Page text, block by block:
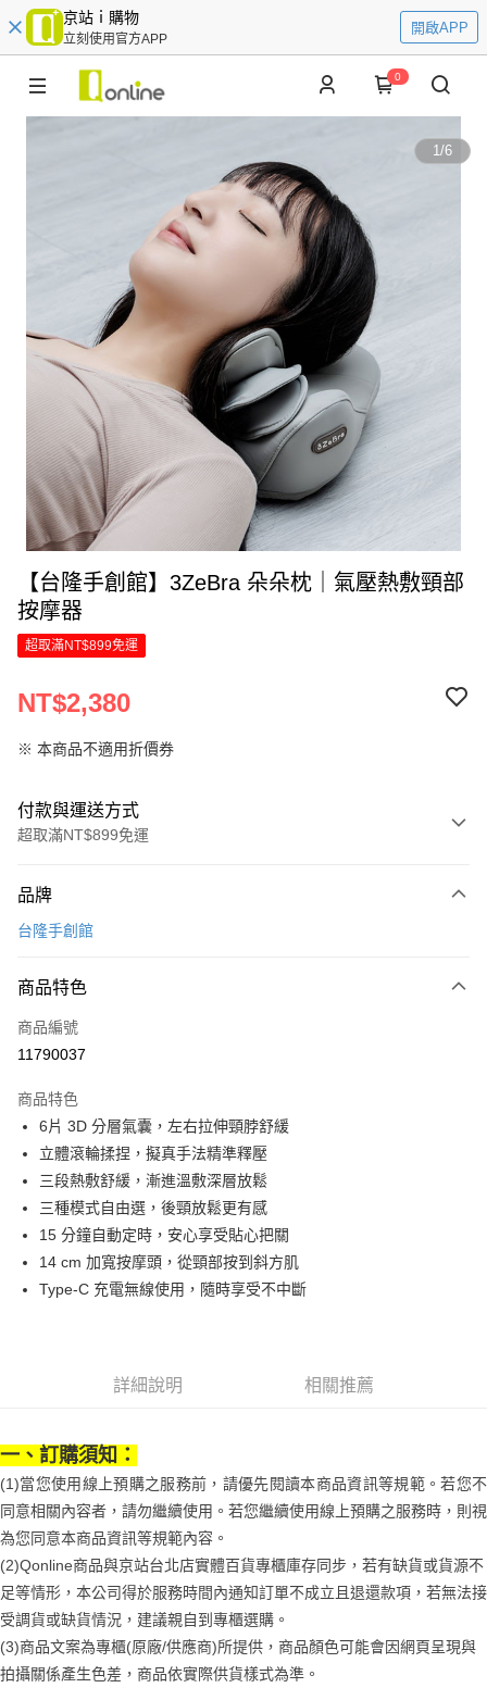
京站ｉ購物
立刻使用官方APP
開啟APP
0
1/6
【台隆手創館】3ZeBra 朵朵枕｜氣壓熱敷頸部
按摩器
超取滿NT$899免運
NT$2,380
※ 本商品不適用折價券
付款與運送方式
超取滿NT$899免運
信用卡一次付款
Apple Pay
街口支付
Google Pay
全盈+PAY
大哥付你分期
相關說明
【大哥付你分期使用說明】
1.本服務由台灣大哥大提供，台灣大哥大用戶可立即使用無須另外申請。
2.付款方式選擇「大哥付你分期」，訂單成立後會自動跳轉到大哥付的交易
流程，驗證手機門號後，選擇欲分期的期數、繳款截止日，確認付款後即完
消。如遇「轉專審核」未通過狀況，表示未達大哥付你分期系統評分，恕無
法說明評估內容。
醒簡訊。
2.透過簡訊連結打開帳單後，可選擇「超商條碼／台灣大直營門市／銀行轉
帳／街口支付／iPASS MONEY」等通路繳費。
【注意事項】
用戶於交易時，得透過本服務購買商品或服務，並由商店將買賣／分期付款
買賣價金債權讓與本公司後，依約使用本公司帳單繳交帳款。
2.基於同意付款使用「大哥付你分期」之契約關係目的，商店將以您的個人
資料（包含姓名、電話或地址）提供予台灣大哥大進項蒐集、處理及利用，
由本公司與您本人進行分期帳單所需資料之確認、核對及更正。
3.完整用戶服務條款，請詳閱以下連結：https://oppay.tw/userRule
AFTEE先享後付
相關說明
２．便利：只要手機號碼，簡訊認證，即可結帳。
【「AFTEE先享後付」結帳流程】
１．於結帳方式選擇「AFTEE先享後付」後，將跳轉至「AFTEE先享後付」
結帳頁面，進行簡訊認證並確認金額後，即可完成結帳。
２．訂單成立數日內，您將收到繳費通知簡訊。
３．收到繳費通知簡訊後14天內，點擊此簡訊中的連結，可透過四大超商／
ATM／網路銀行／等多元方式進行付款，方視為交易完成。
※ 請注意：結帳手續完成當下不需立刻繳費，但若您需要取消訂單，請聯絡
購買商品的店家。未經商家同意取消之訂單仍視為有效，需透過AFTEE先享
後付繳納相關費用。
※ 交易是否成功請以「AFTEE先享後付 」之結帳頁面顯示為準，若有關於
是否繳費成功／繳費後需取消欲退款等相關疑問，請聯繫「AFTEE先享後付
https://netprotections.freshdesk.com/support/home
每筆NT$70，滿NT$899(含以上)免運費
付款後7-11取貨
每筆NT$70，滿NT$899(含以上)免運費
每筆NT$100，滿NT$1,000(含以上)免運費
京站台北店客服中心(1F星巴克旁) 即日起不提供京站紙袋，取件時
請自備購物袋，若需購買紙袋可現場詢問
免運費
品牌
台隆手創館
商品特色
商品編號
11790037
商品特色
6片 3D 分層氣囊，左右拉伸頸脖舒緩
立體滾輪揉捏，擬真手法精準釋壓
三段熱敷舒緩，漸進溫敷深層放鬆
三種模式自由選，後頸放鬆更有感
15 分鐘自動定時，安心享受貼心把關
14 cm 加寬按摩頭，從頸部按到斜方肌
Type-C 充電無線使用，隨時享受不中斷
詳細說明 相關推薦
一、訂購須知：
(1)當您使用線上預購之服務前，請優先閱讀本商品資訊等規範。若您不
同意相關內容者，請勿繼續使用。若您繼續使用線上預購之服務時，則視
為您同意本商品資訊等規範內容。
(2)Qonline商品與京站台北店實體百貨專櫃庫存同步，若有缺貨或貨源不
足等情形，本公司得於服務時間內通知訂單不成立且退還款項，若無法接
受調貨或缺貨情況，建議親自到專櫃選購。
(3)商品文案為專櫃(原廠/供應商)所提供，商品顏色可能會因網頁呈現與
拍攝關係產生色差，商品依實際供貨樣式為準。